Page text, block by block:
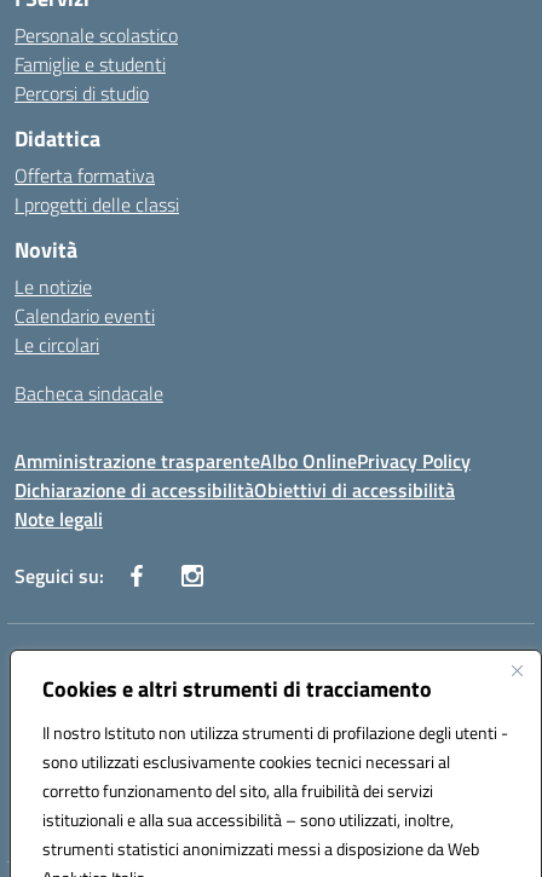
Cookies e altri strumenti di tracciamento
Il nostro Istituto non utilizza strumenti di profilazione degli utenti -
sono utilizzati esclusivamente cookies tecnici necessari al
corretto funzionamento del sito, alla fruibilità dei servizi
istituzionali e alla sua accessibilità – sono utilizzati, inoltre,
strumenti statistici anonimizzati messi a disposizione da Web
Personale scolastico
Famiglie e studenti
Percorsi di studio
Didattica
Offerta formativa
I progetti delle classi
Novità
Le notizie
Calendario eventi
Le circolari
Bacheca sindacale
Amministrazione trasparenteAlbo OnlinePrivacy Policy
Dichiarazione di accessibilitàObiettivi di accessibilità
Note legali
Seguici su:
Indirizzo:
Centralino:0924 534873 Salemi - 0924534879 Partanna
Posta elettronica certificata (PEC):tpis002005@pec.istruzione.it
Codice fiscale: 90000320813
Codice meccanografico: TPIS002005